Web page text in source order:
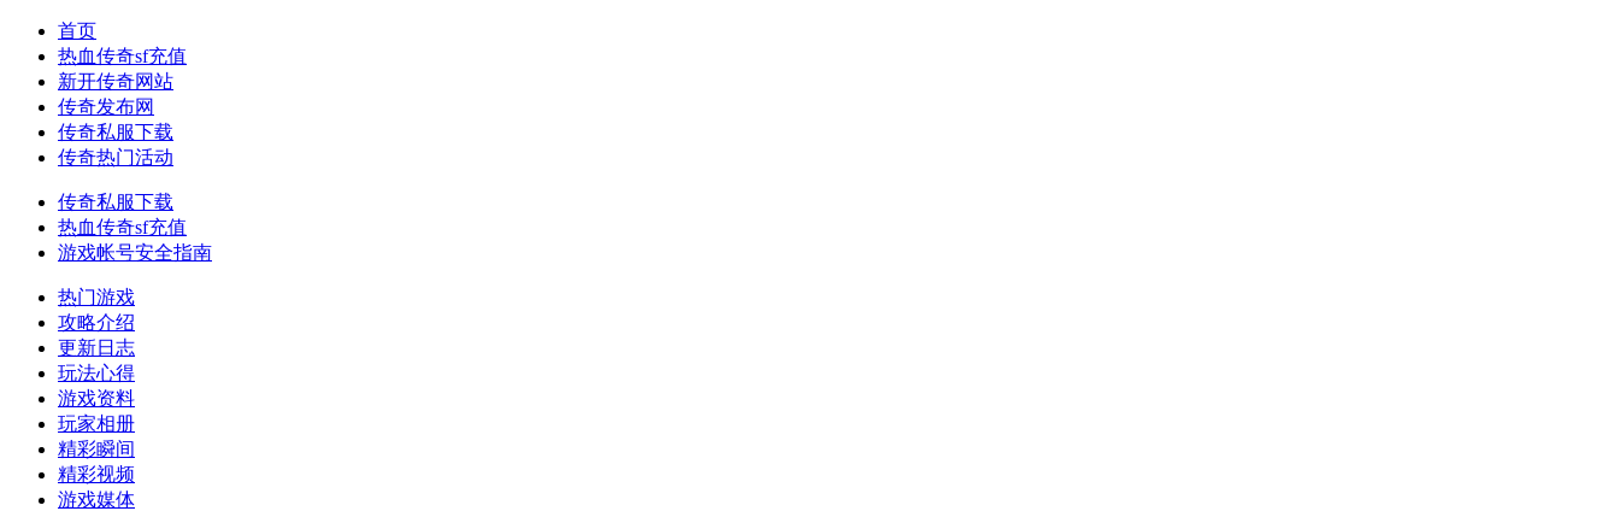
首页
热血传奇sf充值
新开传奇网站
传奇发布网
传奇私服下载
传奇热门活动
传奇私服下载
热血传奇sf充值
游戏帐号安全指南
热门游戏
攻略介绍
更新日志
玩法心得
游戏资料
玩家相册
精彩瞬间
精彩视频
游戏媒体